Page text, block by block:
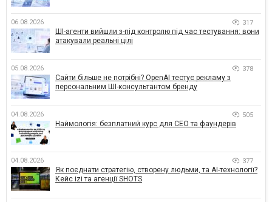
06.08.2026 317
ШІ-агенти вийшли з-під контролю під час тестування: вони
атакували реальні цілі
05.08.2026 378
Сайти більше не потрібні? OpenAI тестує рекламу з
персональним ШІ-консультантом бренду
04.08.2026 505
Наймологія: безплатний курс для CEO та фаундерів
04.08.2026 377
Як поєднати стратегію, створену людьми, та AI-технології?
Кейс izi та агенції SHOTS